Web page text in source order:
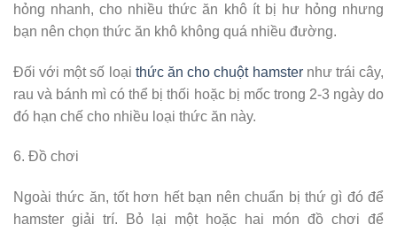
hỏng nhanh, cho nhiều thức ăn khô ít bị hư hỏng nhưng
bạn nên chọn thức ăn khô không quá nhiều đường.
Đối với một số loại thức ăn cho chuột hamsternhư trái cây,
rau và bánh mì có thể bị thối hoặc bị mốc trong 2-3 ngày do
đó hạn chế cho nhiều loại thức ăn này.
6. Đồ chơi
Ngoài thức ăn, tốt hơn hết bạn nên chuẩn bị thứ gì đó để
hamster giải trí. Bỏ lại một hoặc hai món đồ chơi để